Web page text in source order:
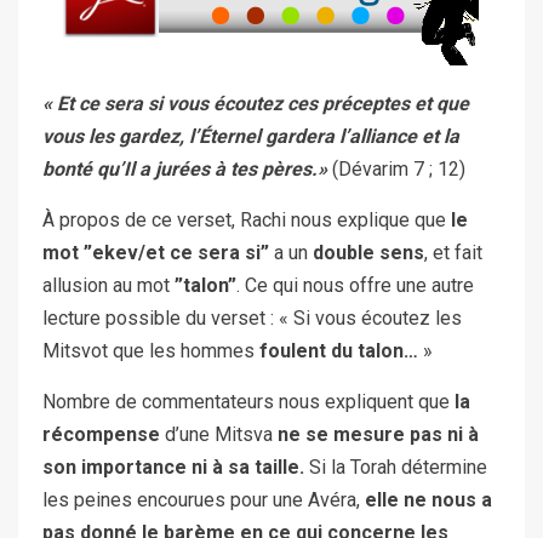
« Et ce sera si vous écoutez ces préceptes et que
vous les gardez, l’Éternel gardera l’alliance et la
bonté qu’Il a jurées à tes pères.»(Dévarim 7 ; 12)
À propos de ce verset, Rachi nous explique que le
mot ”ekev/et ce sera si” a un double sens, et fait
allusion au mot ”talon”. Ce qui nous offre une autre
lecture possible du verset : « Si vous écoutez les
Mitsvot que les hommes foulent du talon… »
Nombre de commentateurs nous expliquent que la
récompense d’une Mitsva ne se mesure pas ni à
son importance ni à sa taille. Si la Torah détermine
les peines encourues pour une Avéra, elle ne nous a
pas donné le barème en ce qui concerne les